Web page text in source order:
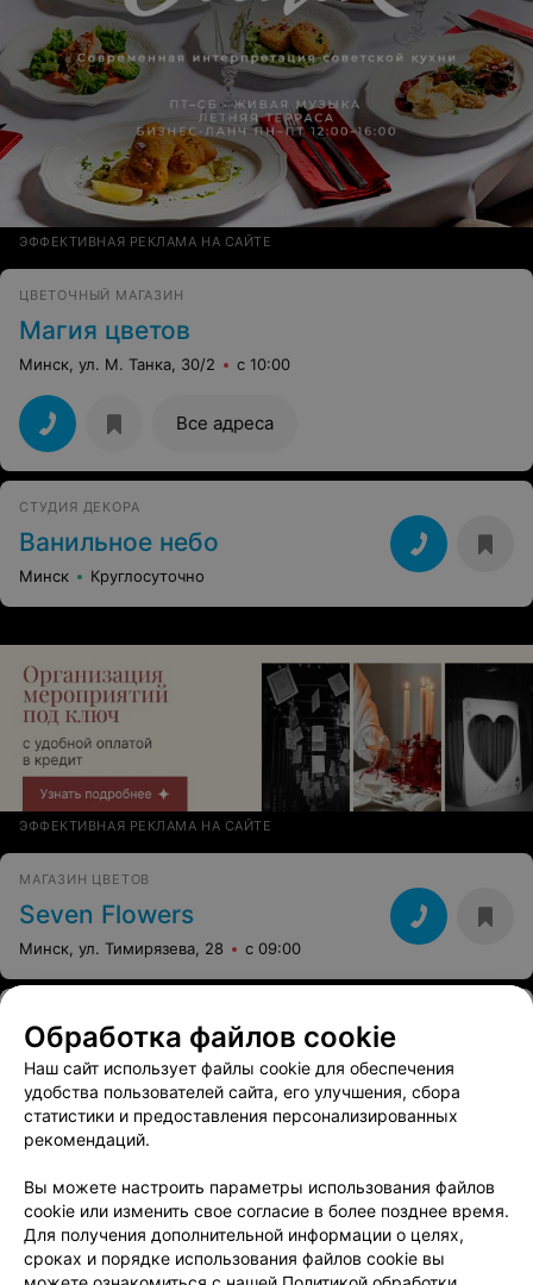
ЭФФЕКТИВНАЯ РЕКЛАМА НА САЙТЕ
ЦВЕТОЧНЫЙ МАГАЗИН
Магия цветов
Минск, ул. М. Танка, 30/2 с 10:00
Все адреса
СТУДИЯ ДЕКОРА
Ванильное небо
Минск Круглосуточно
ЭФФЕКТИВНАЯ РЕКЛАМА НА САЙТЕ
МАГАЗИН ЦВЕТОВ
Seven Flowers
Минск, ул. Тимирязева, 28 с 09:00
Rafinad
Минск, ул. Репина, 4 с 09:00
МАГАЗИН ЦВЕТОВ
Lapa
Минск, ул. Кальварийская, 21 с 09:00
Обработка файлов cookie
Наш сайт использует файлы cookie для обеспечения
удобства пользователей сайта, его улучшения, сбора
статистики и предоставления персонализированных
рекомендаций.
Вы можете настроить параметры использования файлов
cookie или изменить свое согласие в более позднее время.
Для получения дополнительной информации о целях,
сроках и порядке использования файлов cookie вы